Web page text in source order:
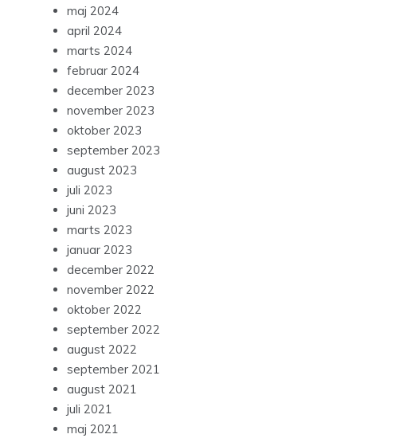
maj 2024
april 2024
marts 2024
februar 2024
december 2023
november 2023
oktober 2023
september 2023
august 2023
juli 2023
juni 2023
marts 2023
januar 2023
december 2022
november 2022
oktober 2022
september 2022
august 2022
september 2021
august 2021
juli 2021
maj 2021